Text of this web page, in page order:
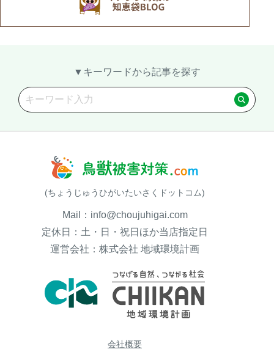
▼キーワードから記事を探す
(ちょうじゅうひがいたいさくドットコム)
Mail：info@choujuhigai.com
定休日：土・日・祝日ほか当店指定日
運営会社：株式会社 地域環境計画
会社概要